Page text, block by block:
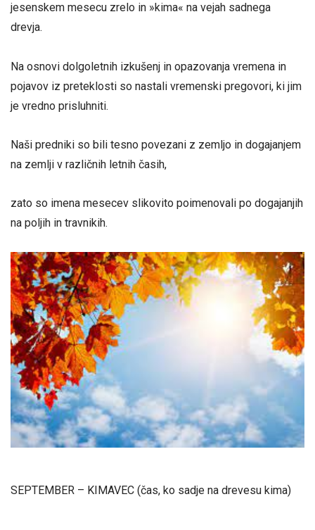
jesenskem mesecu zrelo in »kima« na vejah sadnega
drevja.
Na osnovi dolgoletnih izkušenj in opazovanja vremena in
pojavov iz preteklosti so nastali vremenski pregovori, ki jim
je vredno prisluhniti.
Naši predniki so bili tesno povezani z zemljo in dogajanjem
na zemlji v različnih letnih časih,
zato so imena mesecev slikovito poimenovali po dogajanjih
na poljih in travnikih.
SEPTEMBER – KIMAVEC (čas, ko sadje na drevesu kima)